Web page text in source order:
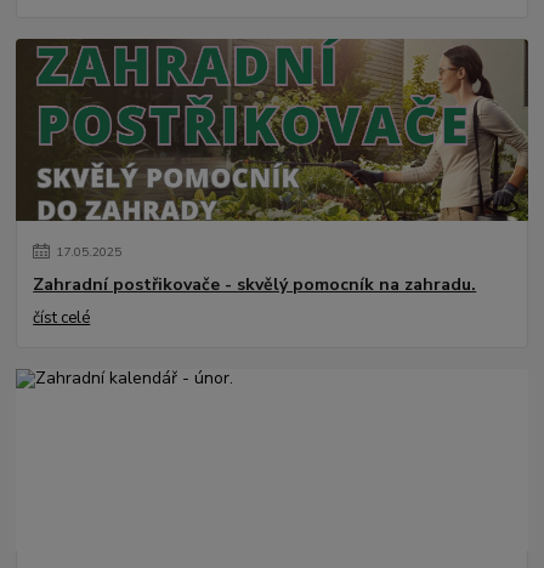
17.05.2025
Zahradní postřikovače - skvělý pomocník na zahradu.
číst celé